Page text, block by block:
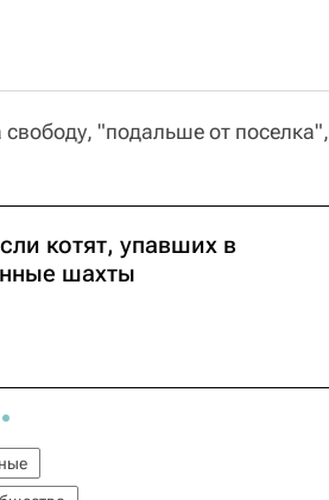
"подальше от поселка",
котят, упавших в
шахты